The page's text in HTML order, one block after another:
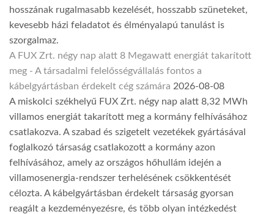
hosszának rugalmasabb kezelését, hosszabb szüneteket,
kevesebb házi feladatot és élményalapú tanulást is
szorgalmaz.
A FUX Zrt. négy nap alatt 8 Megawatt energiát takarított
meg - A társadalmi felelősségvállalás fontos a
kábelgyártásban érdekelt cég számára 2026-08-08
A miskolci székhelyű FUX Zrt. négy nap alatt 8,32 MWh
villamos energiát takarított meg a kormány felhívásához
csatlakozva. A szabad és szigetelt vezetékek gyártásával
foglalkozó társaság csatlakozott a kormány azon
felhívásához, amely az országos hőhullám idején a
villamosenergia-rendszer terhelésének csökkentését
célozta. A kábelgyártásban érdekelt társaság gyorsan
reagált a kezdeményezésre, és több olyan intézkedést